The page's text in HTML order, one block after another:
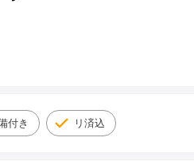
付き リ済込